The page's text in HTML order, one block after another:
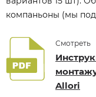
компаньоны (мы
Смотреть
Allori